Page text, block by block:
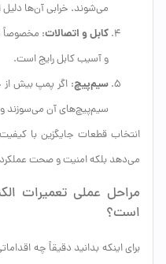
می‌شوند. خرابی آن‌ها
کابل و اتصالات: مخصوصاً
و آسیب کابل رایج است.
سیم‌پیچ: اگر پمپ بیش از
سیم‌پیچ‌های آن می‌سوزند
انتخاب قطعات جایگزین با کیفیت
می‌دهد بلکه امنیت و صحت عملکرد
مراحل عملی تعمیرات
است؟
برای اینکه بدانید دقیقاً چه